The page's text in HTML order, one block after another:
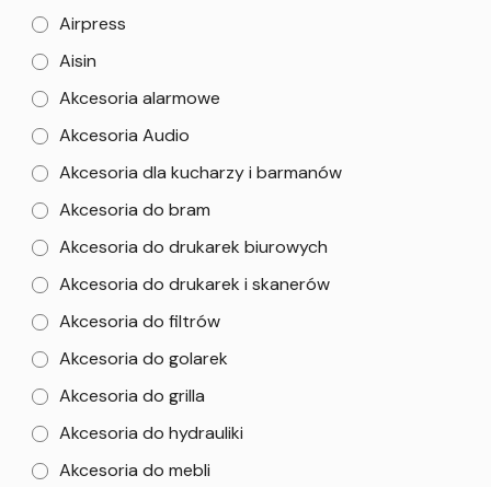
Airpress
Aisin
Akcesoria alarmowe
Akcesoria Audio
Akcesoria dla kucharzy i barmanów
Akcesoria do bram
Akcesoria do drukarek biurowych
Akcesoria do drukarek i skanerów
Akcesoria do filtrów
Akcesoria do golarek
Akcesoria do grilla
Akcesoria do hydrauliki
Akcesoria do mebli